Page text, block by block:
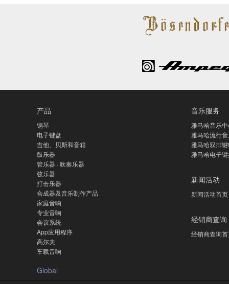
产品
钢琴
电子键盘
吉他、贝斯和音箱
鼓乐器
管乐器 · 吹奏乐器
弦乐器
打击乐器
合成器及音乐制作产品
家庭音响
专业音响
会议系统
App应用程序
高尔夫
车载音响
音乐服务
雅马哈音乐
雅马哈流行
雅马哈双排
雅马哈电子
新闻活动
新闻活动首页
经销商查询
经销商查询
Global